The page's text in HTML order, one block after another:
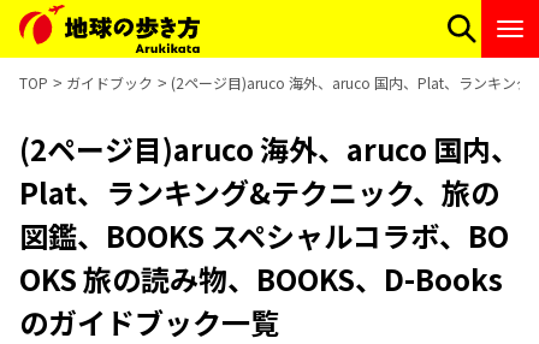
TOP ガイドブック (2ページ目)aruco 海外、aruco 国内、Plat、ランキング
(2ページ目)aruco 海外、aruco 国内、
Plat、ランキング&テクニック、旅の
図鑑、BOOKS スペシャルコラボ、BO
OKS 旅の読み物、BOOKS、D-Books
のガイドブック一覧